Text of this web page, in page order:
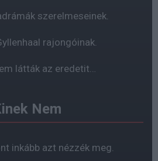
szerelmeseinek.
rajongóinak.
látták az eredetit…
Nem
inkább azt nézzék meg.